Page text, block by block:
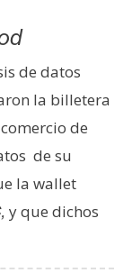
de datos
la billetera
de
de su
la wallet
y que dichos